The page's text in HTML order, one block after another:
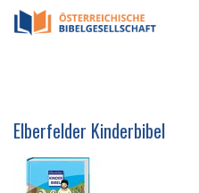
Elberfelder Kinderbibel